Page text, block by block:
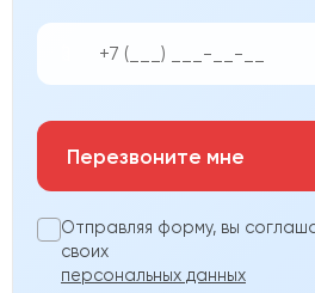
Перезвоните мне
Отправляя форму, вы
своих
персональных данных